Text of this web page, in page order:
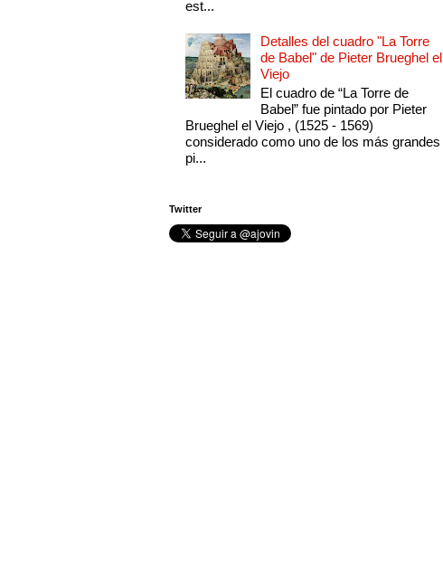
est...
Detalles del cuadro "La Torre
de Babel" de Pieter Brueghel el
Viejo
El cuadro de “La Torre de
Babel” fue pintado por Pieter
Brueghel el Viejo , (1525 - 1569)
considerado como uno de los más grandes
pi...
Twitter